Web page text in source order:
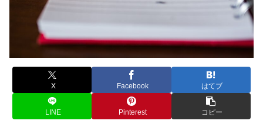
X Facebook はてブ
LINE Pinterest コピー